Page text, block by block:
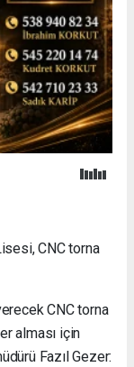
CNC torna
CNC torna
alması için
Fazıl Gezer: